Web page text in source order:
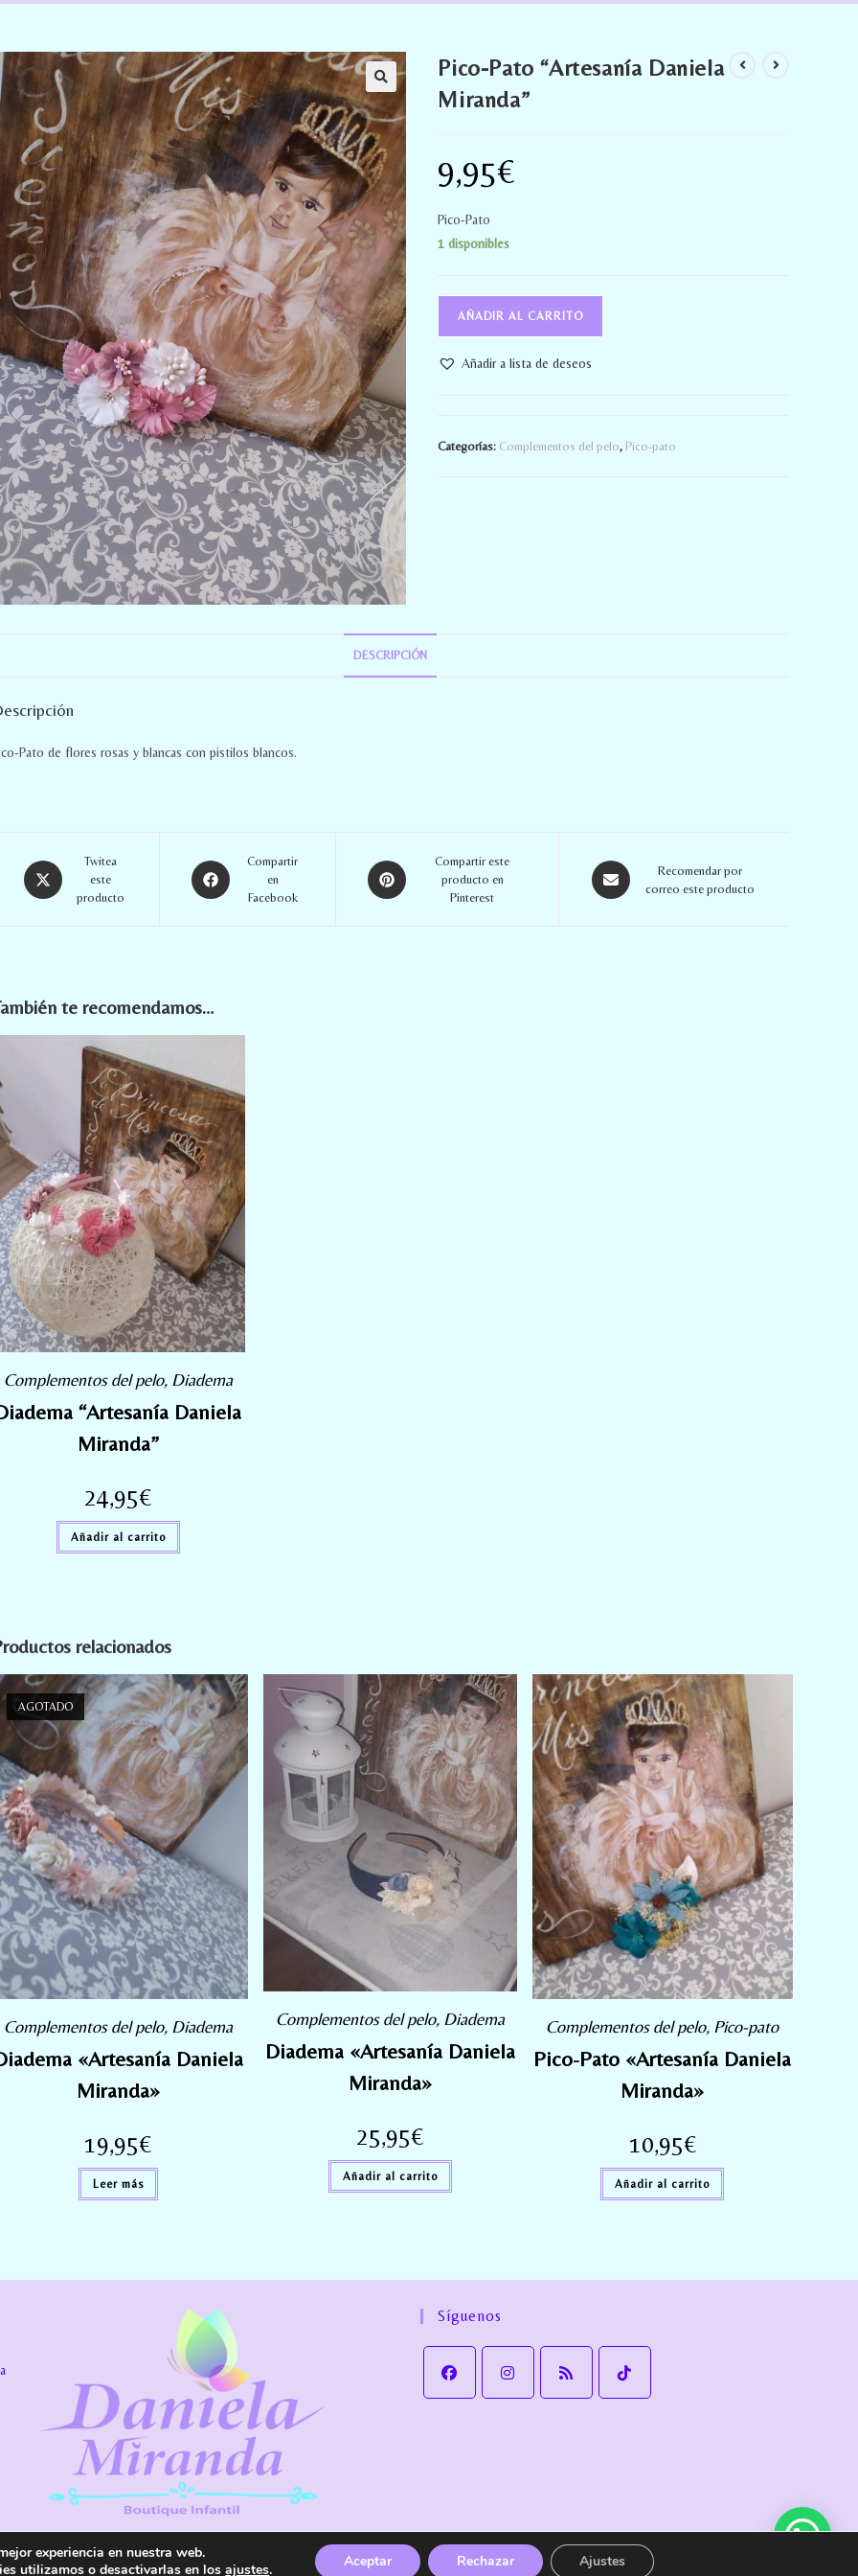
Pico-Pato “Artesanía Daniela
Miranda”
9,95€
Pico-Pato
1 disponibles
AÑADIR AL CARRITO
Añadir a lista de deseos
Categorías: Complementos del pelo, Pico-pato
DESCRIPCIÓN
Pato de flores rosas y blancas con pistilos blancos.
Twitea
este
producto
Compartir
en
Facebook
Compartir este
producto en
Pinterest
Recomendar por
correo este producto
te recomendamos…
Complementos del pelo, Diadema
“Artesanía Daniela
Miranda”
24,95€
Añadir al carrito
relacionados
AGOTADO
Complementos del pelo, Diadema
«Artesanía Daniela
Miranda»
19,95€
Leer más
Complementos del pelo, Diadema
Diadema «Artesanía Daniela
Miranda»
25,95€
Añadir al carrito
Complementos del pelo, Pico-pato
Pico-Pato «Artesanía Daniela
Miranda»
10,95€
Añadir al carrito
Síguenos
experiencia en nuestra web.
utilizamos o desactivarlas en losajustes. Aceptar Rechazar Ajustes